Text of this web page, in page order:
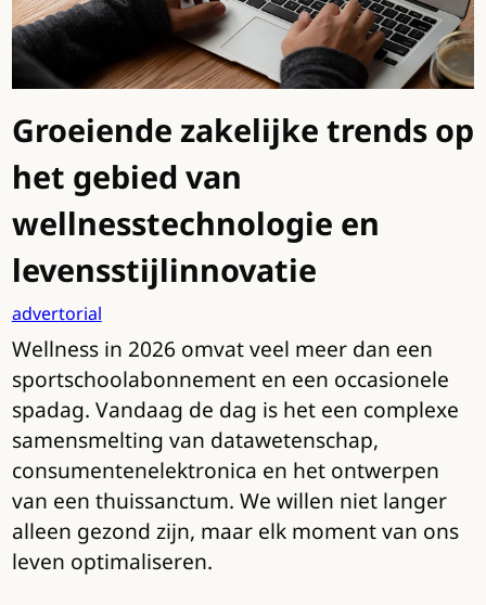
Groeiende zakelijke trends op
het gebied van
wellnesstechnologie en
levensstijlinnovatie
advertorial
Wellness in 2026 omvat veel meer dan een
sportschoolabonnement en een occasionele
spadag. Vandaag de dag is het een complexe
samensmelting van datawetenschap,
consumentenelektronica en het ontwerpen
van een thuissanctum. We willen niet langer
alleen gezond zijn, maar elk moment van ons
leven optimaliseren.